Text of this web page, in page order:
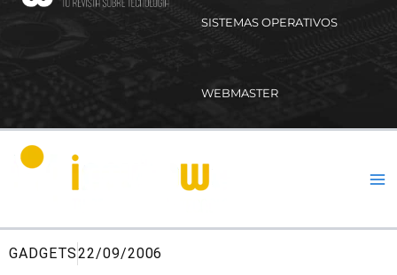
SISTEMAS OPERATIVOS
WEBMASTER
GADGETS22/09/2006